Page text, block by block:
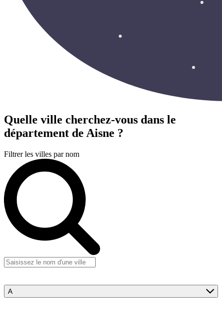
Quelle ville cherchez-vous dans le
département de Aisne ?
Filtrer les villes par nom
A